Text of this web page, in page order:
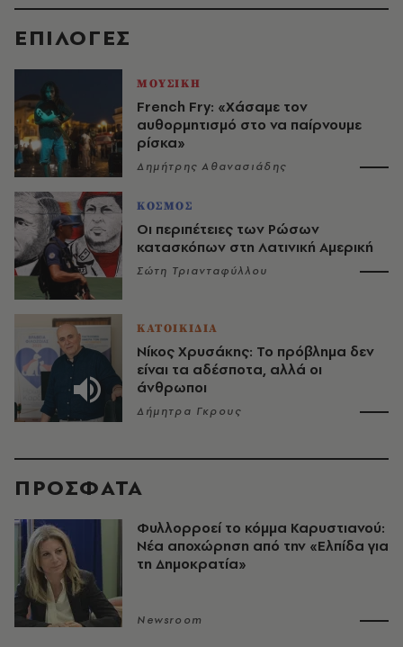
EΠΙΛΟΓΈΣ
ΜΟΥΣΙΚΗ
French Fry: «Χάσαμε τον
αυθορμητισμό στο να παίρνουμε
ρίσκα»
Δημήτρης Αθανασιάδης
ΚΟΣΜΟΣ
Οι περιπέτειες των Ρώσων
κατασκόπων στη Λατινική Αμερική
Σώτη Τριανταφύλλου
ΚΑΤΟΙΚΙΔΙΑ
Νίκος Χρυσάκης: Το πρόβλημα δεν
είναι τα αδέσποτα, αλλά οι
άνθρωποι
Δήμητρα Γκρους
ΠΡΟΣΦΑΤΑ
Φυλλορροεί το κόμμα Καρυστιανού:
Νέα αποχώρηση από την «Ελπίδα για
τη Δημοκρατία»
Newsroom